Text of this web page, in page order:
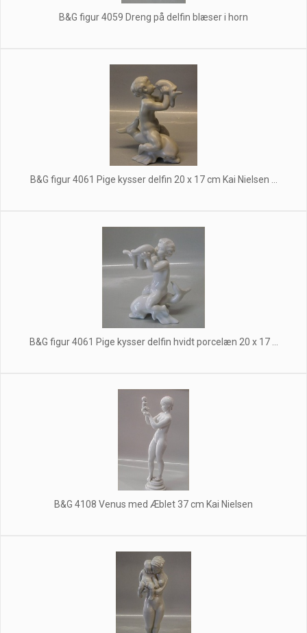
B&G figur 4059 Dreng på delfin blæser i horn
B&G figur 4061 Pige kysser delfin 20 x 17 cm Kai Nielsen ...
B&G figur 4061 Pige kysser delfin hvidt porcelæn 20 x 17 ...
B&G 4108 Venus med Æblet 37 cm Kai Nielsen